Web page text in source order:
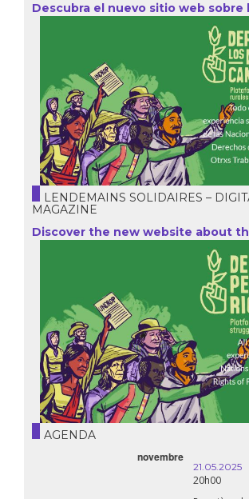
Descubra el nuevo sitio web sobre
LENDEMAINS SOLIDAIRES –
MAGAZINE
Discover the new website about
AGENDA